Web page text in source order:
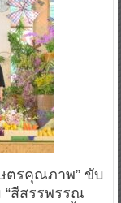
ตรคุณภาพ” ขับ
“สีสรรพรรณ